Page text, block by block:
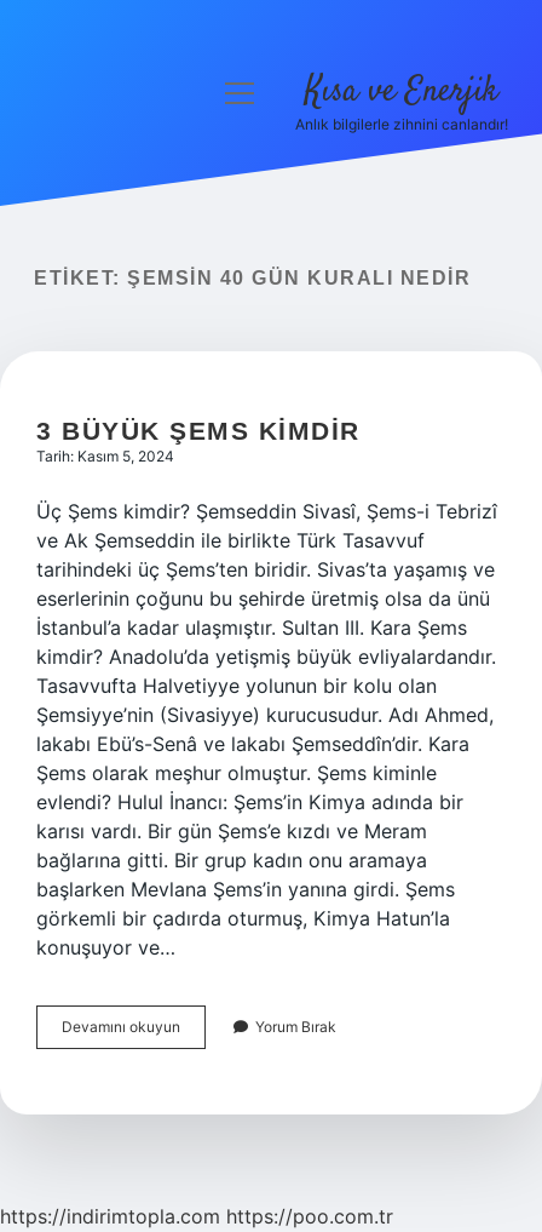
Yasal Uyarı
menüyü
Kısa ve Enerjik
Anlık bilgilerle zihnini canlandır!
ETIKET: ŞEMSIN 40 GÜN KURALI NEDIR
3 BÜYÜK ŞEMS KIMDIR
Tarih: Kasım 5, 2024
Üç Şems kimdir? Şemseddin Sivasî, Şems-i Tebrizî
ve Ak Şemseddin ile birlikte Türk Tasavvuf
tarihindeki üç Şems’ten biridir. Sivas’ta yaşamış ve
eserlerinin çoğunu bu şehirde üretmiş olsa da ünü
İstanbul’a kadar ulaşmıştır. Sultan III. Kara Şems
kimdir? Anadolu’da yetişmiş büyük evliyalardandır.
Tasavvufta Halvetiyye yolunun bir kolu olan
Şemsiyye’nin (Sivasiyye) kurucusudur. Adı Ahmed,
lakabı Ebü’s-Senâ ve lakabı Şemseddîn’dir. Kara
Şems olarak meşhur olmuştur. Şems kiminle
evlendi? Hulul İnancı: Şems’in Kimya adında bir
karısı vardı. Bir gün Şems’e kızdı ve Meram
bağlarına gitti. Bir grup kadın onu aramaya
başlarken Mevlana Şems’in yanına girdi. Şems
görkemli bir çadırda oturmuş, Kimya Hatun’la
konuşuyor ve…
Devamını okuyun
Büyük
Yorum Bırak
https://indirimtopla.com https://poo.com.tr